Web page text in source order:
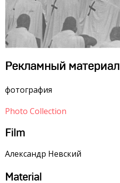
Рекламный материал
фотография
Photo Collection
Film
Александр Невский
Material